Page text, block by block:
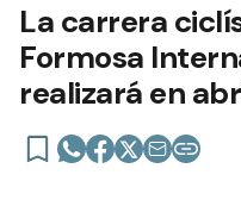
La carrera
Formosa
realizará en